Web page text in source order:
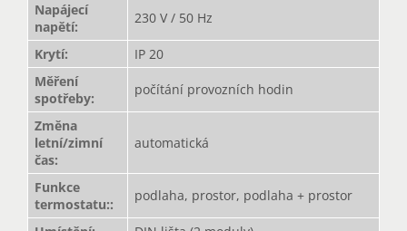
Napájecí
napětí:
230 V / 50 Hz
Krytí:
IP 20
Měření
spotřeby:
počítání provozních hodin
Změna
letní/zimní
čas:
automatická
Funkce
termostatu::
podlaha, prostor, podlaha + prostor